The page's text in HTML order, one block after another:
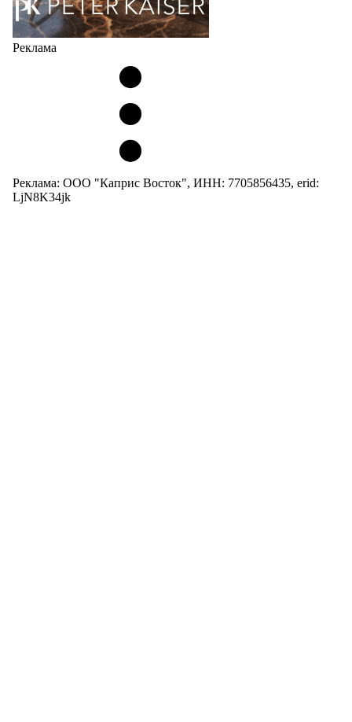
Реклама
Реклама: ООО "Каприс Восток", ИНН: 7705856435, erid:
LjN8K34jk